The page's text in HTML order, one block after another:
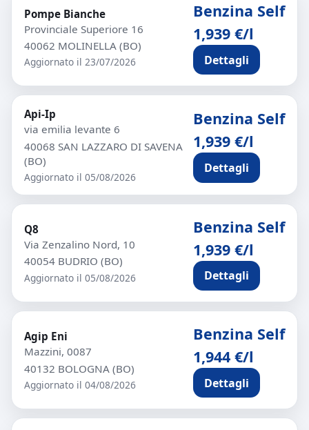
Pompe Bianche
Provinciale Superiore 16
40062 MOLINELLA (BO)
Aggiornato il 23/07/2026
Benzina Self
1,939 €/l
Dettagli
Api-Ip
via emilia levante 6
40068 SAN LAZZARO DI SAVENA
(BO)
Aggiornato il 05/08/2026
Benzina Self
1,939 €/l
Dettagli
Q8
Via Zenzalino Nord, 10
40054 BUDRIO (BO)
Aggiornato il 05/08/2026
Benzina Self
1,939 €/l
Dettagli
Agip Eni
Mazzini, 0087
40132 BOLOGNA (BO)
Aggiornato il 04/08/2026
Benzina Self
1,944 €/l
Dettagli